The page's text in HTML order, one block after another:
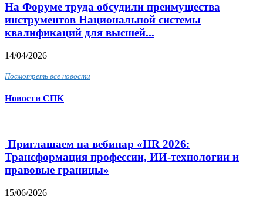
На Форуме труда обсудили преимущества
инструментов Национальной системы
квалификаций для высшей...
14/04/2026
Посмотреть все новости
Новости СПК
Приглашаем на вебинар «HR 2026:
Трансформация профессии, ИИ-технологии и
правовые границы»
15/06/2026